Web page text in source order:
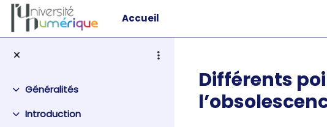
Passer au contenu principal
Accueil
Replier
Généralités
Replier
Introduction
Différents